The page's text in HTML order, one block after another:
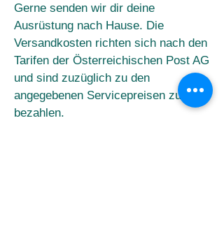
Gerne senden wir dir deine
Ausrüstung nach Hause. Die
Versandkosten richten sich nach den
Tarifen der Österreichischen Post AG
und sind zuzüglich zu den
angegebenen Servicepreisen zu
bezahlen.